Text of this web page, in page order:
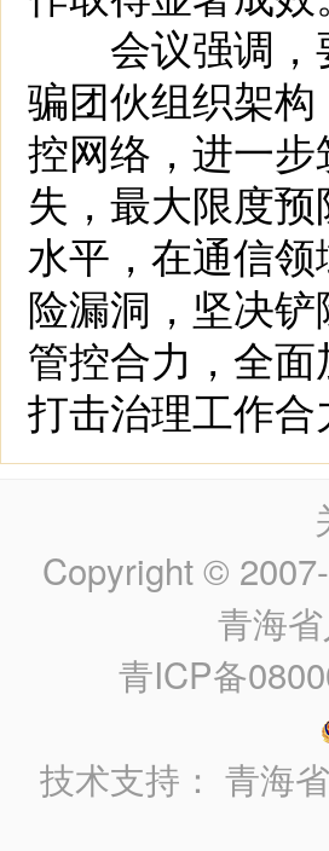
会议强调，
骗团伙组织架
控网络，进一
失，最大限度
水平，在通信
险漏洞，坚决
管控合力，全
打击治理工作合
Copyright ©
青海
青ICP备
技术支持：青海